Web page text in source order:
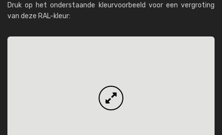
Druk op het onderstaande kleurvoorbeeld voor een vergroting
van deze RAL-kleur: